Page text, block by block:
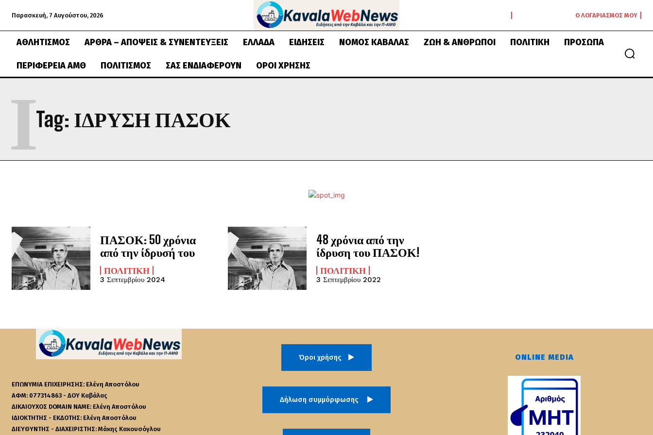
Παρασκευή, 7 Αυγούστου, 2026 Ο ΛΟΓΑΡΙΑΣΜΌΣ ΜΟΥ
ΑΘΛΗΤΙΣΜΌΣ ΆΡΘΡΑ – ΑΠΌΨΕΙΣ & ΣΥΝΕΝΤΕΎΞΕΙΣ ΕΛΛΆΔΑ ΕΙΔΉΣΕΙΣ ΝΟΜΌΣ ΚΑΒΆΛΑΣ ΖΩΉ & ΆΝΘΡΩΠΟΙ ΠΟΛΙΤΙΚΉ ΠΡΌΣΩΠΑ
ΠΕΡΙΦΈΡΕΙΑ ΑΜΘ ΠΟΛΙΤΙΣΜΌΣ ΣΑΣ ΕΝΔΙΑΦΈΡΟΥΝ ΌΡΟΙ ΧΡΉΣΗΣ
Tag: ΙΔΡΥΣΗ ΠΑΣΟΚ
Ι
ΠΑΣΟΚ: 50 χρόνια
από την ίδρυσή του
ΠΟΛΙΤΙΚΉ
3 Σεπτεμβρίου 2024
48 χρόνια από την
ίδρυση του ΠΑΣΟΚ!
ΠΟΛΙΤΙΚΉ
3 Σεπτεμβρίου 2022
ΕΠΩΝΥΜΙΑ ΕΠΙΧΕΙΡΗΣΗΣ: Ελένη Αποστόλου
ΑΦΜ: 077314863 - ΔΟΥ Καβάλας
ΔΙΚΑΙΟΥΧΟΣ DOMAIN NAME: Ελένη Αποστόλου
ΙΔΙΟΚΤΗΤΗΣ - ΕΚΔΟΤΗΣ: Ελένη Αποστόλου
ΔΙΕΥΘΥΝΤΗΣ - ΔΙΑΧΕΙΡΙΣΤΗΣ: Μάκης Κακουσόγλου
Όροι χρήσης
Δήλωση συμμόρφωσης
ONLINE MEDIA